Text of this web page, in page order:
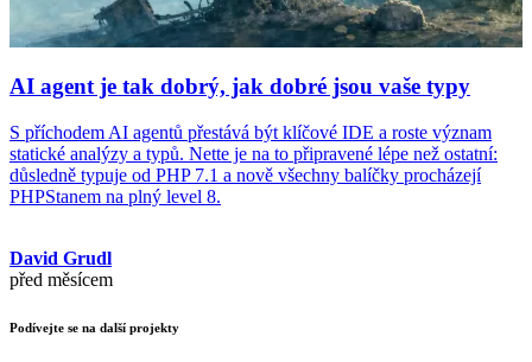
AI agent je tak dobrý, jak dobré jsou vaše typy
S příchodem AI agentů přestává být klíčové IDE a roste význam
statické analýzy a typů. Nette je na to připravené lépe než ostatní:
důsledně typuje od PHP 7.1 a nově všechny balíčky procházejí
PHPStanem na plný level 8.
David Grudl
před měsícem
Podívejte se na další projekty